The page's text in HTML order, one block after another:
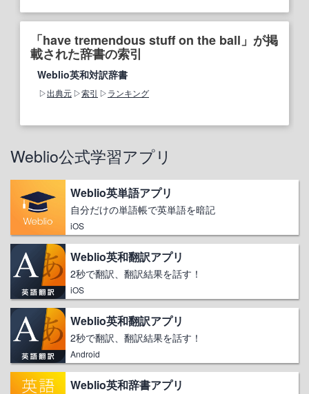
「have tremendous stuff on the ball」が掲
載された辞書の索引
Weblio英和対訳辞書
出典元 索引 ランキング
Weblio公式学習アプリ
Weblio英単語アプリ
自分だけの単語帳で英単語を暗記
iOS
Weblio英和翻訳アプリ
2秒で翻訳、翻訳結果を話す！
iOS
Weblio英和翻訳アプリ
2秒で翻訳、翻訳結果を話す！
Android
Weblio英和辞書アプリ